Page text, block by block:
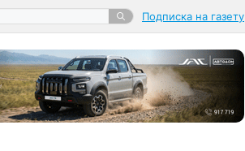
Подписка на газету